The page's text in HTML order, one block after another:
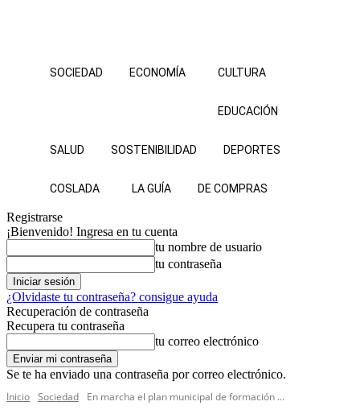
SOCIEDAD ECONOMÍA CULTURA
EDUCACIÓN
SALUD SOSTENIBILIDAD DEPORTES
COSLADA LA GUÍA DE COMPRAS
Registrarse
¡Bienvenido! Ingresa en tu cuenta
tu nombre de usuario
tu contraseña
¿Olvidaste tu contraseña? consigue ayuda
Recuperación de contraseña
Recupera tu contraseña
tu correo electrónico
Se te ha enviado una contraseña por correo electrónico.
Inicio Sociedad En marcha el plan municipal de formación ...